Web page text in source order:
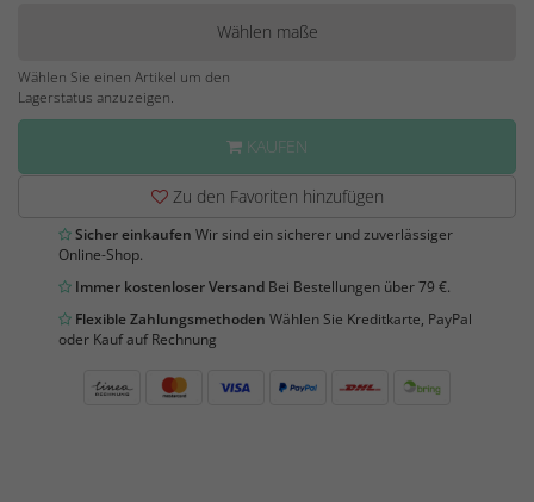
Wählen maße
Wählen Sie einen Artikel um den
Lagerstatus anzuzeigen.
KAUFEN
Zu den Favoriten hinzufügen
Sicher einkaufen Wir sind ein sicherer und zuverlässiger
Online-Shop.
Immer kostenloser Versand Bei Bestellungen über 79 €.
Flexible Zahlungsmethoden Wählen Sie Kreditkarte, PayPal
oder Kauf auf Rechnung